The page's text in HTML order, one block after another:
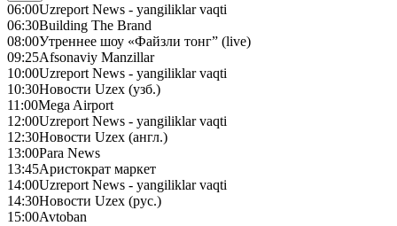
06:00Uzreport News - yangiliklar vaqti
06:30Building The Brand
08:00Утреннее шоу «Файзли тонг” (live)
09:25Afsonaviy Manzillar
10:00Uzreport News - yangiliklar vaqti
10:30Новости Uzex (узб.)
11:00Mega Airport
12:00Uzreport News - yangiliklar vaqti
12:30Новости Uzex (англ.)
13:00Para News
13:45Аристократ маркет
14:00Uzreport News - yangiliklar vaqti
14:30Новости Uzex (рус.)
15:00Avtoban